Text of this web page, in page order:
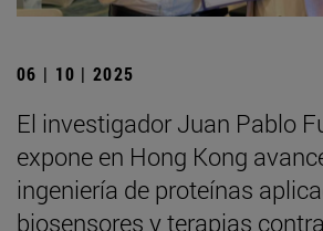
06 | 10 | 2025
El investigador Juan Pablo
expone en Hong Kong
ingeniería de proteínas
biosensores y terapias